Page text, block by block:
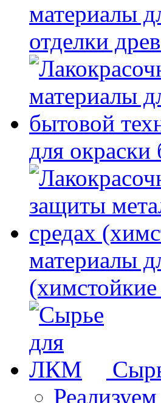
материалы
отделки
для
материалы
Реализуем